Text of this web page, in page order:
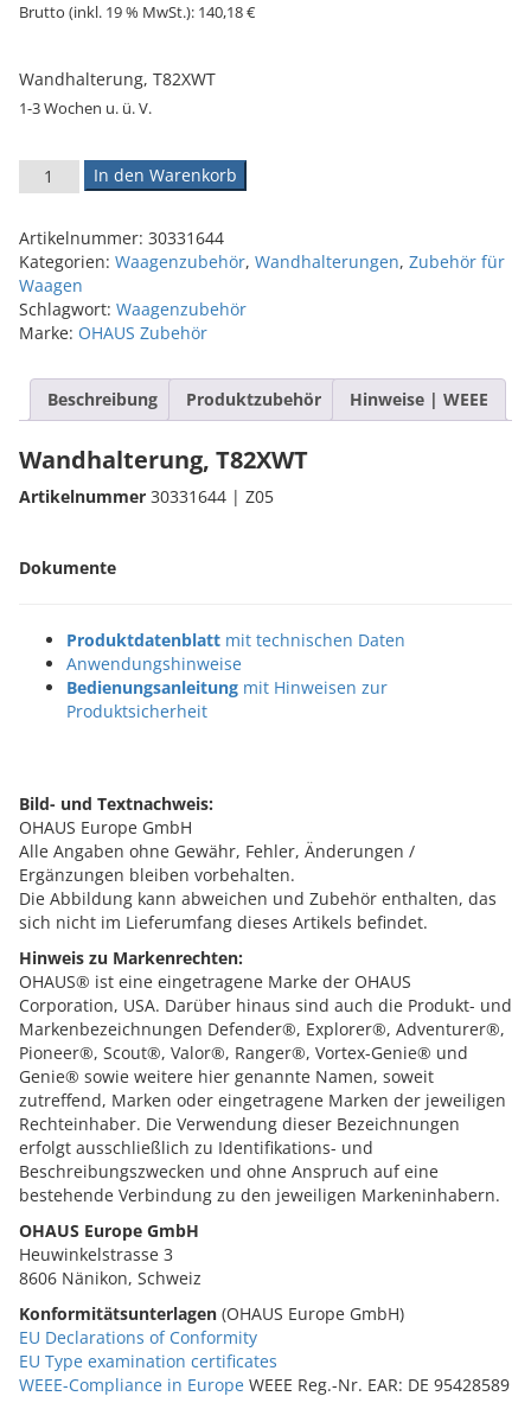
Brutto (inkl. 19 % MwSt.): 140,18€
Wandhalterung, T82XWT
1-3 Wochen u. ü. V.
OHAUS Wandhalterung, T82XWT | Art.-Nr.: 30331644 Menge
In den Warenkorb
Artikelnummer: 30331644
Kategorien: Waagenzubehör, Wandhalterungen, Zubehör für
Waagen
Schlagwort: Waagenzubehör
Marke: OHAUS Zubehör
Beschreibung Produktzubehör Hinweise | WEEE
Wandhalterung, T82XWT
Artikelnummer 30331644 | Z05
Dokumente
Produktdatenblatt mit technischen Daten
Anwendungshinweise
Bedienungsanleitung mit Hinweisen zur
Produktsicherheit
Bild- und Textnachweis:
OHAUS Europe GmbH
Alle Angaben ohne Gewähr, Fehler, Änderungen /
Ergänzungen bleiben vorbehalten.
Die Abbildung kann abweichen und Zubehör enthalten, das
sich nicht im Lieferumfang dieses Artikels befindet.
Hinweis zu Markenrechten:
OHAUS® ist eine eingetragene Marke der OHAUS
Corporation, USA. Darüber hinaus sind auch die Produkt- und
Markenbezeichnungen Defender®, Explorer®, Adventurer®,
Pioneer®, Scout®, Valor®, Ranger®, Vortex-Genie® und
Genie® sowie weitere hier genannte Namen, soweit
zutreffend, Marken oder eingetragene Marken der jeweiligen
Rechteinhaber. Die Verwendung dieser Bezeichnungen
erfolgt ausschließlich zu Identifikations- und
Beschreibungszwecken und ohne Anspruch auf eine
bestehende Verbindung zu den jeweiligen Markeninhabern.
OHAUS Europe GmbH
Heuwinkelstrasse 3
8606 Nänikon, Schweiz
Konformitätsunterlagen (OHAUS Europe GmbH)
EU Declarations of Conformity
EU Type examination certificates
WEEE-Compliance in Europe WEEE Reg.-Nr. EAR: DE 95428589